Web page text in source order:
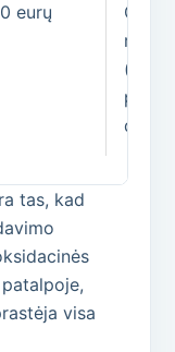
eurų
Gali
reikia
tas, kad
visa